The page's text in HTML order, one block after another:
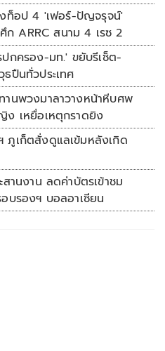
ท็อป 4 'เฟอร์-ปัญจรุจน์'
ARRC สนาม 4 เรซ 2
กครอง-มท.' ขยับรีเซ็ต-
ปืนทั่วประเทศ
านพวงมาลาวางหน้าหีบศพ
เหยื่อเหตุกราดยิง
ภูเก็ตสั่งดูแลเข้มหลังเกิด
านงาน ลดค่าบัตรเข้าชม
บรองฯ บอลอาเซียน